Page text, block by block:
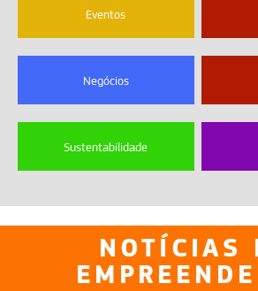
Eventos
Negócios
Sustentabilidade
NOTÍCIAS